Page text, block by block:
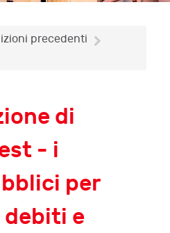
precedenti
di
- i
per
e